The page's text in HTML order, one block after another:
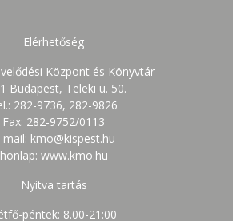
Elérhetőség
Központ és Könyvtár
Budapest, Teleki u. 50.
282-9736, 282-9826
Fax: 282-9752/0113
mail: kmo@kispest.hu
honlap: www.kmo.hu
Nyitva tartás
péntek: 8.00-21:00